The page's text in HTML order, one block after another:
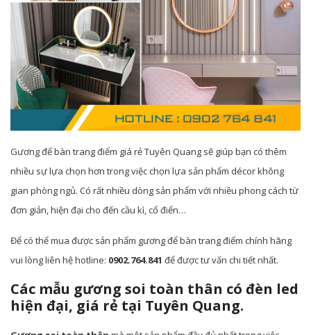
Gương để bàn trang điểm giá rẻ Tuyên Quang sẽ giúp bạn có thêm
nhiều sự lựa chọn hơn trong việc chọn lựa sản phẩm décor không
gian phòng ngủ. Có rất nhiều dòng sản phẩm với nhiều phong cách từ
đơn giản, hiện đại cho đến cầu kì, cổ điển…
Để có thể mua được sản phẩm gương để bàn trang điểm chính hãng
vui lòng liên hệ hotline: 0902.764.841 để được tư vấn chi tiết nhất.
Các mẫu gương soi toàn thân có đèn led
hiện đại, giá rẻ tại Tuyên Quang.